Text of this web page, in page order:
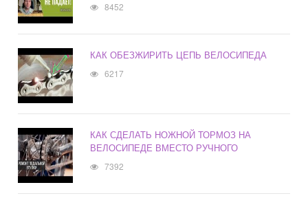
8452
КАК ОБЕЗЖИРИТЬ ЦЕПЬ ВЕЛОСИПЕДА
6217
КАК СДЕЛАТЬ НОЖНОЙ ТОРМОЗ НА
ВЕЛОСИПЕДЕ ВМЕСТО РУЧНОГО
7392